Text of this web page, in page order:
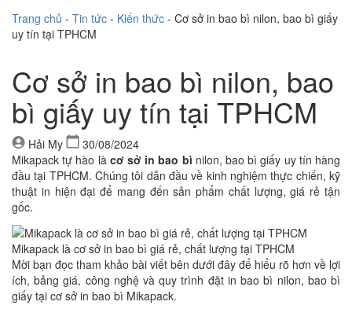
Trang chủ - Tin tức - Kiến thức - Cơ sở in bao bì nilon, bao bì giấy
uy tín tại TPHCM
Cơ sở in bao bì nilon, bao
bì giấy uy tín tại TPHCM
Hải My
30/08/2024
Mikapack tự hào là cơ sở in bao bì nilon, bao bì giấy uy tín hàng
đầu tại TPHCM. Chúng tôi dẫn đầu về kinh nghiệm thực chiến, kỹ
thuật in hiện đại để mang đến sản phẩm chất lượng, giá rẻ tận
gốc.
Mikapack là cơ sở in bao bì giá rẻ, chất lượng tại TPHCM
Mời bạn đọc tham khảo bài viết bên dưới đây để hiểu rõ hơn về lợi
ích, bảng giá, công nghệ và quy trình đặt in bao bì nilon, bao bì
giấy tại cơ sở in bao bì Mikapack.